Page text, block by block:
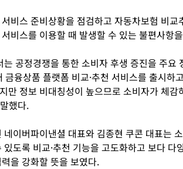
비스 준비상황을 점검하고 자동차보험 비교
비스를 이용할 때 발생할 수 있는 불편사항
공정경쟁을 통한 소비자 후생 증진을 주요
융상품 플랫폼 비교·추천 서비스를 출시하
만 정보 비대칭성이 높으므로 소비자가 체감
했다.
이버파이낸셜 대표와 김종현 쿠콘 대표는
도록 비교·추천 기능을 고도화하고 보다 다
을 강화할 뜻을 보였다.